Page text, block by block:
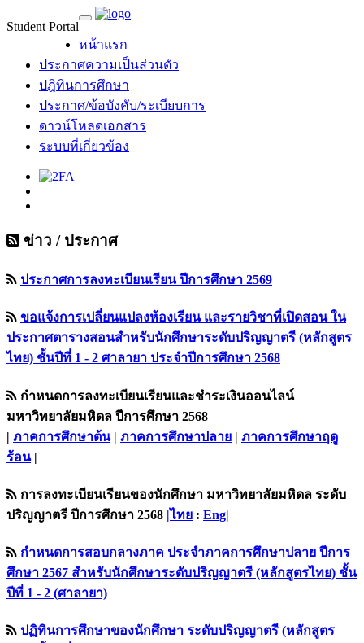
Student Portal
หน้าแรก
ประกาศความเป็นส่วนตัว
ปฎิทินการศึกษา
ประกาศ/ข้อบังคับ/ระเบียบการ
ดาวน์โหลดเอกสาร
ระบบที่เกี่ยวข้อง
ข่าว / ประกาศ
ประกาศการลงทะเบียนเรียน ปีการศึกษา 2569
ขอแจ้งการเปลี่ยนแปลงห้องเรียน และรายวิชาที่เปิดสอน ใน
ประกาศตารางสอนสำหรับนักศึกษาระดับปริญญาตรี (หลักสูตร
ไทย) ชั้นปีที่ 1 - 2 ศาลายา ประจำปีการศึกษา 2568
กำหนดการลงทะเบียนเรียนและชำระเงินออนไลน์
มหาวิทยาลัยมหิดล ปีการศึกษา 2568
| ภาคการศึกษาต้น| ภาคการศึกษาปลาย | ภาคการศึกษาฤดู
ร้อน|
การลงทะเบียนเรียนของนักศึกษา มหาวิทยาลัยมหิดล ระดับ
ปริญญาตรี ปีการศึกษา 2568 |ไทย : Eng|
กำหนดการสอบกลางภาค ประจำภาคการศึกษาปลาย ปีการ
ศึกษา 2567 สำหรับนักศึกษาระดับปริญญาตรี (หลักสูตรไทย) ชั้น
ปีที่ 1 - 2 (ศาลายา)
ปฏิทินการศึกษาของนักศึกษา ระดับปริญญาตรี (หลักสูตร